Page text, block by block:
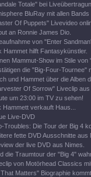
Totale" bei
BluRay mit allen Bands
Of Puppets" Livevideo
an Ronnie James Dio.
von "Enter
Hammet hilft Fantasykünstler.
Mammut-Show im Stile von
die "Big-Four-Tournee"
und Hammet über die Alben
Of Sorrow" Liveclip
um 23:00 im TV zu sehen!
Hammett verkauft Haus...
Live-DVD
Troubles: Die Tour der Big 4
fette DVD Ausschnitte aus
der live DVD aus Nimes.
die Traumtour der "Big 4"
von Motörhead Classics
That Matters" Biographie